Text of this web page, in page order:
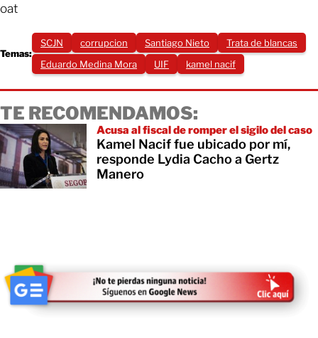
oat
Temas:
SCJN corrupcion Santiago Nieto
Trata de blancas
Eduardo Medina Mora
UIF kamel nacif
TE RECOMENDAMOS:
Acusa al fiscal de romper el sigilo del caso
Kamel Nacif fue ubicado por mí,
responde Lydia Cacho a Gertz
Manero